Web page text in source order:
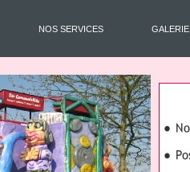
NOS SERVICES GALERIE